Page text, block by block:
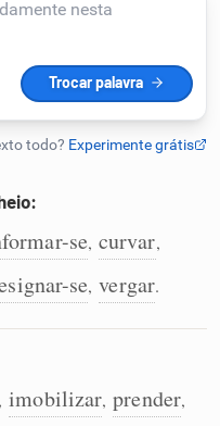
se, curvar,
se, vergar.
, imobilizar, prender,